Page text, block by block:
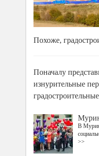
Похоже,
Поначалу
изнурительные
В
>>